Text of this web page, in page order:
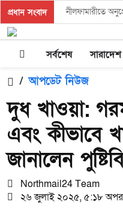
প্রধান সংবাদ নীলফামারীতে
অধিগ্রহণকৃত তিন
কিশোরগঞ্জে
জুলাই সনদ
জলঢাকায়
দেবীগঞ্জ ইকরা
কিশোরগঞ্জে ৮০
কিশোরগঞ্জে
সর্বশেষ সারাদেশ
/ আপডেট নিউজ
দুধ খাওয়া:
এবং কীভাবে
জানালেন
Northmail24 Team
২৬ জুলাই ২০২৫, ৫:১৮